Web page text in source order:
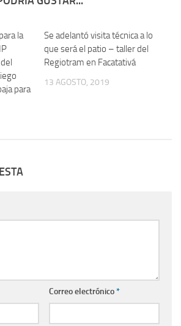
la
para
Se adelantó visita técnica a lo
que será el patio – taller del
Regiotram en Facatativá
13 AGOSTO, 2019
Correo electrónico*